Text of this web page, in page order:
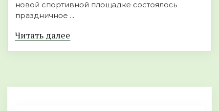
новой спортивной площадке состоялось
праздничное ...
Читать далее